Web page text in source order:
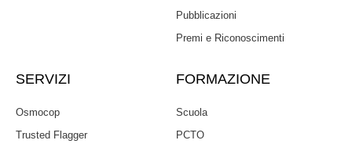
Pubblicazioni
Premi e Riconoscimenti
SERVIZI
Osmocop
Trusted Flagger
FORMAZIONE
Scuola
PCTO